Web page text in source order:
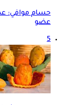
حسام موافي:
عضو
5